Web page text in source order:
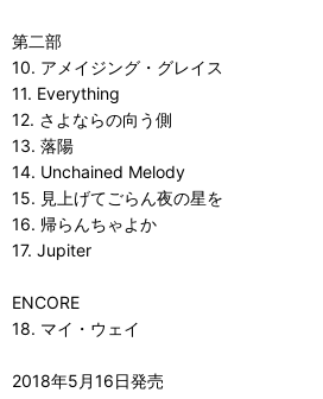
第二部
10. アメイジング・グレイス
11. Everything
12. さよならの向う側
13. 落陽
14. Unchained Melody
15. 見上げてごらん夜の星を
16. 帰らんちゃよか
17. Jupiter
ENCORE
18. マイ・ウェイ
2018年5月16日発売